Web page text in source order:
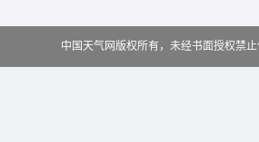
中国天气网版权所有，未经书面授权